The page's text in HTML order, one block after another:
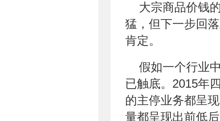
大宗商品价钱
猛，但下一步回
肯定。
假如一个行业
已触底。2015年
的主停业务都呈
量都呈现出前低